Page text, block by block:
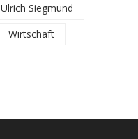
Ulrich Siegmund
Wirtschaft